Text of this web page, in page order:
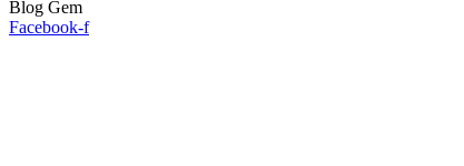
Blog Gem
Facebook-f